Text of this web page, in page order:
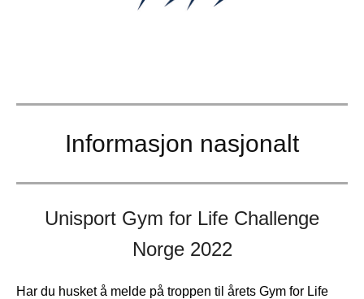
Informasjon nasjonalt
Unisport Gym for Life Challenge
Norge 2022
Har du husket å melde på troppen til årets Gym for Life